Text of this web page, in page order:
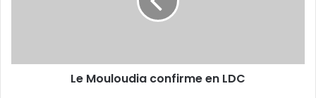
Le Mouloudia confirme en LDC